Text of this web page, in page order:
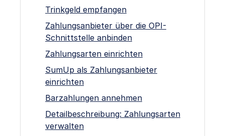
Trinkgeld empfangen
Zahlungsanbieter über die OPI-
Schnittstelle anbinden
Zahlungsarten einrichten
SumUp als Zahlungsanbieter
einrichten
Barzahlungen annehmen
Detailbeschreibung: Zahlungsarten
verwalten